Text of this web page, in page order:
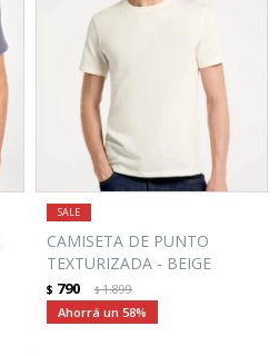
CAMISETA DE PUNTO
TEXTURIZADA - BEIGE
$ 790 $1.899
58